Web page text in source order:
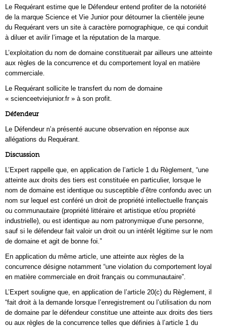
Le Requérant estime que le Défendeur entend profiter de la notoriété
de la marque Science et Vie Junior pour détourner la clientèle jeune
du Requérant vers un site à caractère pornographique, ce qui conduit
à diluer et avilir l’image et la réputation de la marque.
L’exploitation du nom de domaine constituerait par ailleurs une atteinte
aux règles de la concurrence et du comportement loyal en matière
commerciale.
Le Requérant sollicite le transfert du nom de domaine
« scienceetviejunior.fr » à son profit.
Défendeur
Le Défendeur n’a présenté aucune observation en réponse aux
allégations du Requérant.
Discussion
L’Expert rappelle que, en application de l’article 1 du Règlement, “une
atteinte aux droits des tiers est constituée en particulier, lorsque le
nom de domaine est identique ou susceptible d’être confondu avec un
nom sur lequel est conféré un droit de propriété intellectuelle français
ou communautaire (propriété littéraire et artistique et/ou propriété
industrielle), ou est identique au nom patronymique d’une personne,
sauf si le défendeur fait valoir un droit ou un intérêt légitime sur le nom
de domaine et agit de bonne foi.”
En application du même article, une atteinte aux règles de la
concurrence désigne notamment “une violation du comportement loyal
en matière commerciale en droit français ou communautaire”.
L’Expert souligne que, en application de l’article 20(c) du Règlement, il
“fait droit à la demande lorsque l’enregistrement ou l’utilisation du nom
de domaine par le défendeur constitue une atteinte aux droits des tiers
ou aux règles de la concurrence telles que définies à l’article 1 du